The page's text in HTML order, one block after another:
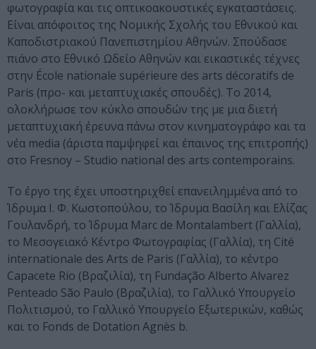
φωτογραφία και τις οπτικοακουστικές εγκαταστάσεις.
Είναι απόφοιτος της Νομικής Σχολής του Εθνικού και
Καποδιστριακού Πανεπιστημίου Αθηνών. Σπούδασε
πιάνο στο Εθνικό Ωδείο Αθηνών και εικαστικές τέχνες
στην École nationale supérieure des arts décoratifs de
Paris (προ- και μεταπτυχιακές σπουδές). Το 2014,
ολοκλήρωσε τον κύκλο σπουδών της με μια διετή
μεταπτυχιακή έρευνα πάνω στον κινηματογράφο και τα
νέα media (άριστα παμψηφεί και έπαινος της επιτροπής)
στο Fresnoy – Studio national des arts contemporains.
Το έργο της έχει υποστηριχθεί επανειλημμένα από το
Ίδρυμα I. Φ. Κωστοπούλου, το Ίδρυμα Βασίλη και Ελίζας
Γουλανδρή, το Ίδρυμα Marc de Montalambert (Γαλλία),
το Μεσογειακό Κέντρο Φωτογραφίας (Γαλλία), τη Cité
internationale des Arts de Paris (Γαλλία), το κέντρο
Capacete Rio (Βραζιλία), τη Fundação Alberto Alvarez
Penteado São Paulo (Βραζιλία), το Γαλλικό Υπουργείο
Πολιτισμού, το Γαλλικό Υπουργείο Εξωτερικών, καθώς
και το Fonds de Dotation Agnès b.